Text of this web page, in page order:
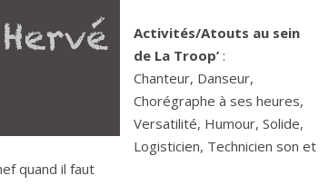
Activités/Atouts au sein
de La Troop’ :
Chanteur, Danseur,
Chorégraphe à ses heures,
Versatilité, Humour, Solide,
Logisticien, Technicien son et
quand il faut